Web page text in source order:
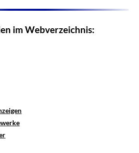
im Webverzeichnis: